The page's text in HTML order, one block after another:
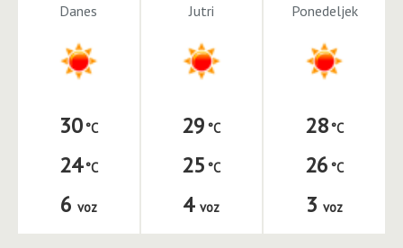
Danes
30
24
6 voz
Jutri
29
25
4 voz
Ponedeljek
28
26
3 voz